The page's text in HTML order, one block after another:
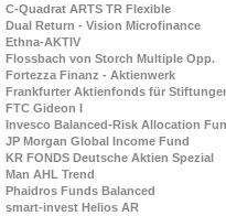
C-Quadrat ARTS TR Flexible
Dual Return - Vision Microfinance
Ethna-AKTIV
Flossbach von Storch Multiple Opp.
Fortezza Finanz - Aktienwerk
Frankfurter Aktienfonds für
FTC Gideon I
Invesco Balanced-Risk Allocation
JP Morgan Global Income Fund
KR FONDS Deutsche Aktien Spezial
Man AHL Trend
Phaidros Funds Balanced
smart-invest Helios AR